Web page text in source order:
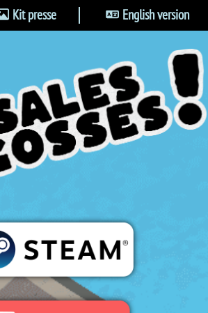
Kit presse English version